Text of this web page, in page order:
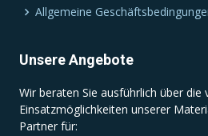
Allgemeine
Unsere Angebote
Wir beraten Sie ausführlich über die
Einsatzmöglichkeiten unserer
Partner für: